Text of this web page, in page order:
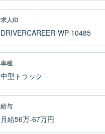
求人ID
DRIVERCAREER-WP-10485
車種
中型トラック
給与
月給56万-67万円